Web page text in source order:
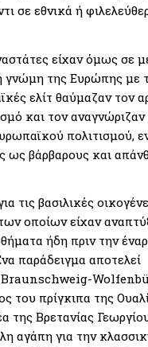
σε εθνικά ή
είχαν όμως σε
γνώμη της Ευρώπης με
ελίτ θαύμαζαν τον
και τον
πολιτισμού,
ως βάρβαρους και
τις βασιλικές
οποίων είχαν
ήδη πριν την
παράδειγμα αποτελεί
του πρίγκιπα της
της Βρετανίας
αγάπη για την